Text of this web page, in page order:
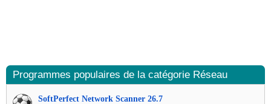
Programmes populaires de la catégorie Réseau
SoftPerfect Network Scanner 26.7